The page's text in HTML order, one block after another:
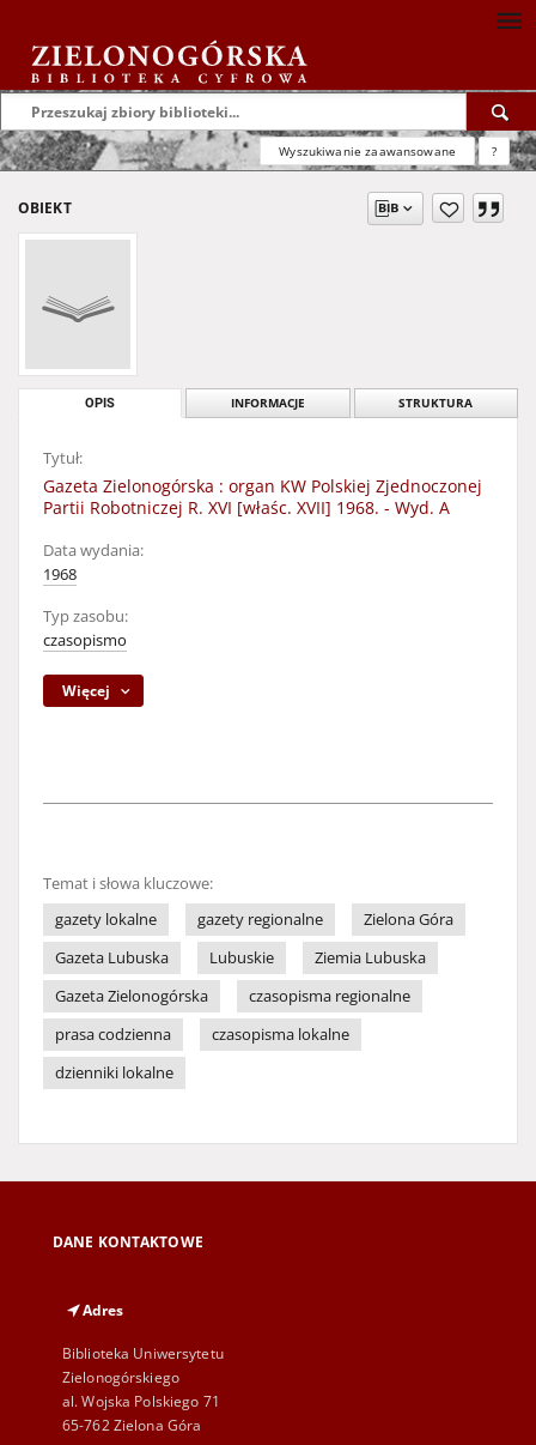
Wyszukiwanie zaawansowane ?
OBIEKT
OPIS INFORMACJE STRUKTURA
Tytuł:
Gazeta Zielonogórska : organ KW Polskiej Zjednoczonej
Partii Robotniczej R. XVI [właśc. XVII] 1968. - Wyd. A
Data wydania:
1968
Typ zasobu:
czasopismo
Więcej
Temat i słowa kluczowe:
gazety lokalne
gazety regionalne
Zielona Góra
Gazeta Lubuska
Lubuskie
Ziemia Lubuska
Gazeta Zielonogórska
czasopisma regionalne
prasa codzienna
czasopisma lokalne
dzienniki lokalne
DANE KONTAKTOWE
Adres
Biblioteka Uniwersytetu
Zielonogórskiego
al. Wojska Polskiego 71
65-762 Zielona Góra